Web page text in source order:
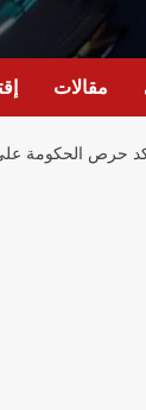
مقالات
حرص الحكومة على